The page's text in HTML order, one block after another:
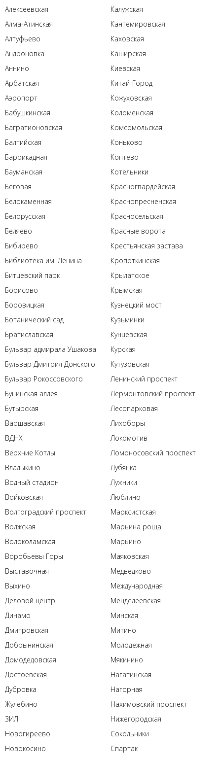
Алексеевская
Алма-Атинская
Алтуфьево
Андроновка
Аннино
Арбатская
Аэропорт
Бабушкинская
Багратионовская
Балтийская
Баррикадная
Бауманская
Беговая
Белокаменная
Белорусская
Беляево
Бибирево
Библиотека им. Ленина
Битцевский парк
Борисово
Боровицкая
Ботанический сад
Братиславская
Бульвар адмирала Ушакова
Бульвар Дмитрия Донского
Бульвар Рокоссовского
Бунинская аллея
Бутырская
Варшавская
ВДНХ
Верхние Котлы
Владыкино
Водный стадион
Войковская
Волгоградский проспект
Волжская
Волоколамская
Воробьевы Горы
Выставочная
Выхино
Деловой центр
Динамо
Дмитровская
Добрынинская
Домодедовская
Достоевская
Дубровка
Жулебино
ЗИЛ
Калужская
Кантемировская
Каховская
Каширская
Киевская
Китай-Город
Кожуховская
Коломенская
Комсомольская
Коньково
Коптево
Котельники
Красногвардейская
Краснопресненская
Красносельская
Красные ворота
Крестьянская застава
Кропоткинская
Крылатское
Крымская
Кузнецкий мост
Кузьминки
Кунцевская
Курская
Кутузовская
Ленинский проспект
Лермонтовский проспект
Лесопарковая
Лихоборы
Локомотив
Ломоносовский проспект
Лубянка
Лужники
Люблино
Марксистская
Марьина роща
Марьино
Маяковская
Медведково
Международная
Менделеевская
Минская
Митино
Молодежная
Мякинино
Нагатинская
Нагорная
Нахимовский проспект
Нижегородская
Новогиреево
Новокосино
Сокольники
Спартак